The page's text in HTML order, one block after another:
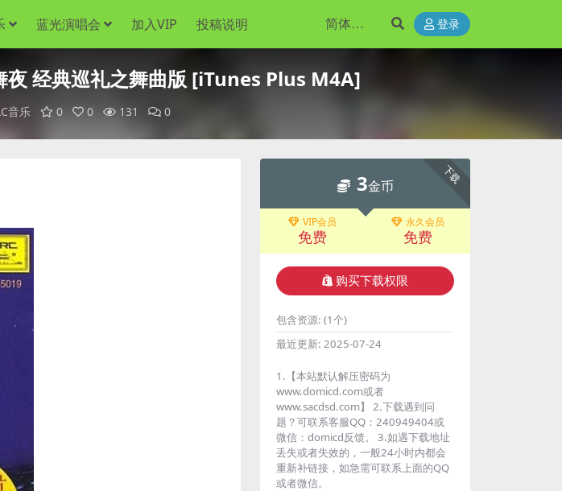
蓝光演唱会 加入VIP 投稿说明 登录
经典巡礼之舞曲版 [iTunes Plus M4A]
音乐 0 0 131 0
下载
3金币
VIP会员
免费
永久会员
免费
购买下载权限
包含资源: (1个)
最近更新: 2025-07-24
1.【本站默认解压密码为
www.domicd.com或者
www.sacdsd.com】 2.下载遇到问
题？可联系客服QQ：240949404或
微信：domicd反馈。 3.如遇下载地址
丢失或者失效的，一般24小时内都会
重新补链接，如急需可联系上面的QQ
或者微信。